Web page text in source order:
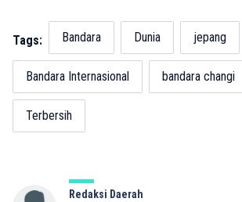
Tags: Bandara Dunia jepang
Bandara Internasional bandara changi
Terbersih
Redaksi Daerah